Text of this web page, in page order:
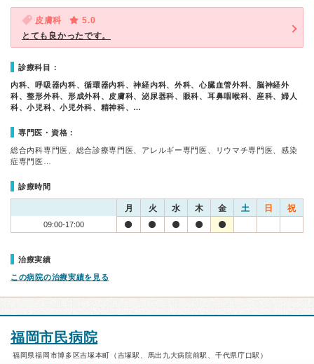
皮膚科
5.0
とても良かったです。
診療科目：
内科、呼吸器内科、循環器内科、神経内科、外科、心臓血管外科、脳神経外
科、整形外科、形成外科、皮膚科、泌尿器科、眼科、耳鼻咽喉科、産科、婦人
科、小児科、小児外科、精神科、…
専門医・資格：
総合内科専門医、総合診療専門医、アレルギー専門医、リウマチ専門医、感染
症専門医…
診療時間
月 火 水 木 金 土 日 祝
09:00-17:00
治療実績
この病院の治療実績を見る
福岡市民病院
福岡県福岡市博多区吉塚本町（吉塚駅、馬出九大病院前駅、千代県庁口駅）